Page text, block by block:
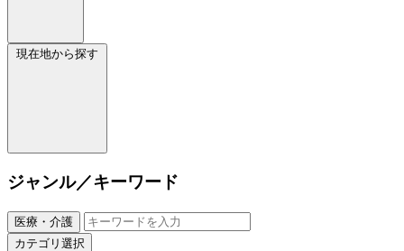
現在地から探す
ジャンル／キーワード
医療・介護
カテゴリ選択